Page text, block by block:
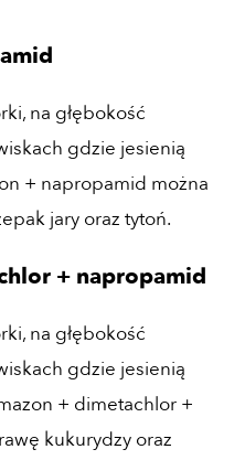
na głębokość
gdzie jesienią
+ napropamid można
jary oraz tytoń.
+ napropamid
na głębokość
gdzie jesienią
+ dimetachlor +
kukurydzy oraz